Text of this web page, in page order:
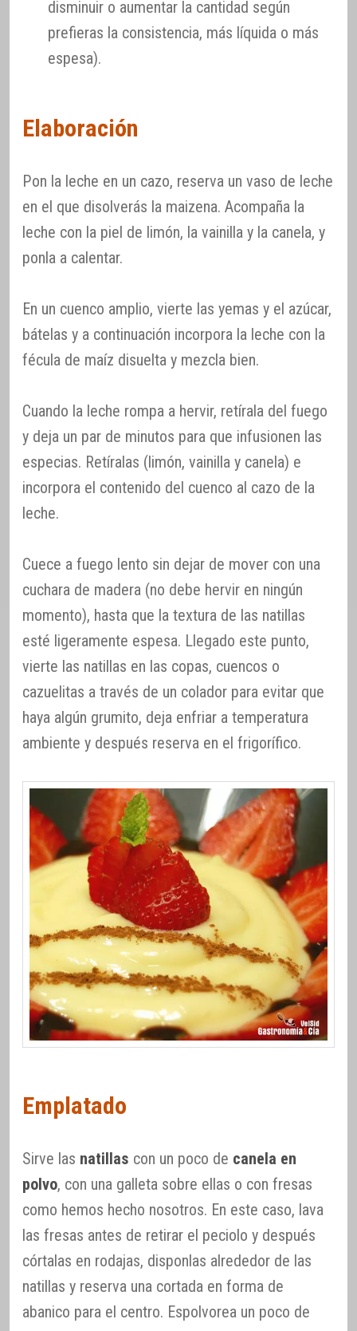
disminuir o aumentar la cantidad según
prefieras la consistencia, más líquida o más
espesa).
Elaboración
Pon la leche en un cazo, reserva un vaso de leche
en el que disolverás la maizena. Acompaña la
leche con la piel de limón, la vainilla y la canela, y
ponla a calentar.
En un cuenco amplio, vierte las yemas y el azúcar,
bátelas y a continuación incorpora la leche con la
fécula de maíz disuelta y mezcla bien.
Cuando la leche rompa a hervir, retírala del fuego
y deja un par de minutos para que infusionen las
especias. Retíralas (limón, vainilla y canela) e
incorpora el contenido del cuenco al cazo de la
leche.
Cuece a fuego lento sin dejar de mover con una
cuchara de madera (no debe hervir en ningún
momento), hasta que la textura de las natillas
esté ligeramente espesa. Llegado este punto,
vierte las natillas en las copas, cuencos o
cazuelitas a través de un colador para evitar que
haya algún grumito, deja enfriar a temperatura
ambiente y después reserva en el frigorífico.
Emplatado
Sirve las natillas con un poco de canela en
polvo, con una galleta sobre ellas o con fresas
como hemos hecho nosotros. En este caso, lava
las fresas antes de retirar el peciolo y después
córtalas en rodajas, disponlas alrededor de las
natillas y reserva una cortada en forma de
abanico para el centro. Espolvorea un poco de